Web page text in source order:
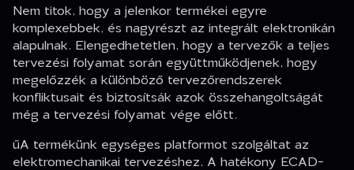
Nem titok, hogy a jelenkor termékei egyre
komplexebbek, és nagyrészt az integrált elektronikán
alapulnak. Elengedhetetlen, hogy a tervezők a teljes
tervezési folyamat során együttműködjenek, hogy
megelőzzék a különböző tervezőrendszerek
konfliktusait és biztosítsák azok összehangoltságát
még a tervezési folyamat vége előtt.
űA termékünk egységes platformot szolgáltat az
elektromechanikai tervezéshez. A hatékony ECAD-